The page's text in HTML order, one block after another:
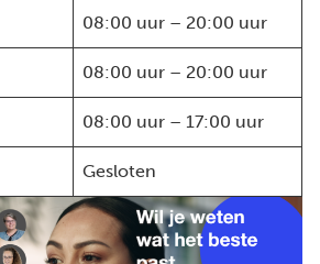
08:00 uur – 20:00 uur
08:00 uur – 20:00 uur
08:00 uur – 17:00 uur
Gesloten